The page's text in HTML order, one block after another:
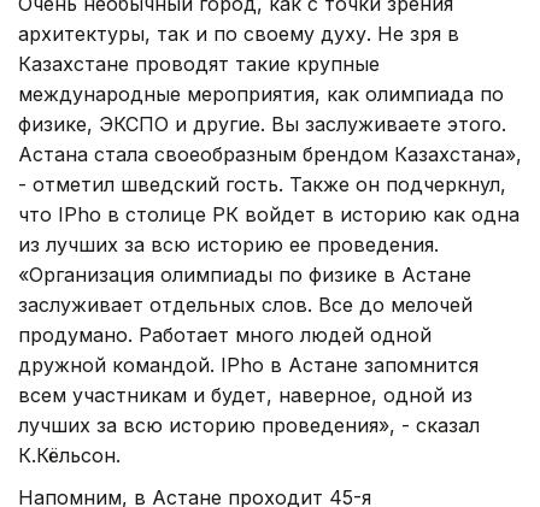
архитектуры, так и по своему духу. Не зря в
Казахстане проводят такие крупные
международные мероприятия, как олимпиада по
физике, ЭКСПО и другие. Вы заслуживаете этого.
Астана стала своеобразным брендом Казахстана»,
- отметил шведский гость. Также он подчеркнул,
что IРho в столице РК войдет в историю как одна
из лучших за всю историю ее проведения.
«Организация олимпиады по физике в Астане
заслуживает отдельных слов. Все до мелочей
продумано. Работает много людей одной
дружной командой. IРho в Астане запомнится
всем участникам и будет, наверное, одной из
лучших за всю историю проведения», - сказал
К.Кёльсон.
Напомним, в Астане проходит 45-я